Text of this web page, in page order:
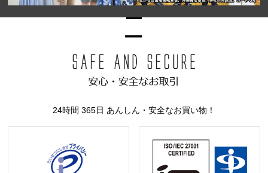
24時間 365日 あんしん・安全なお買い物！